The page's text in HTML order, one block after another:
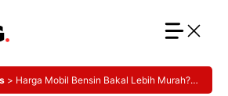
> Harga Mobil Bensin Bakal Lebih Murah?